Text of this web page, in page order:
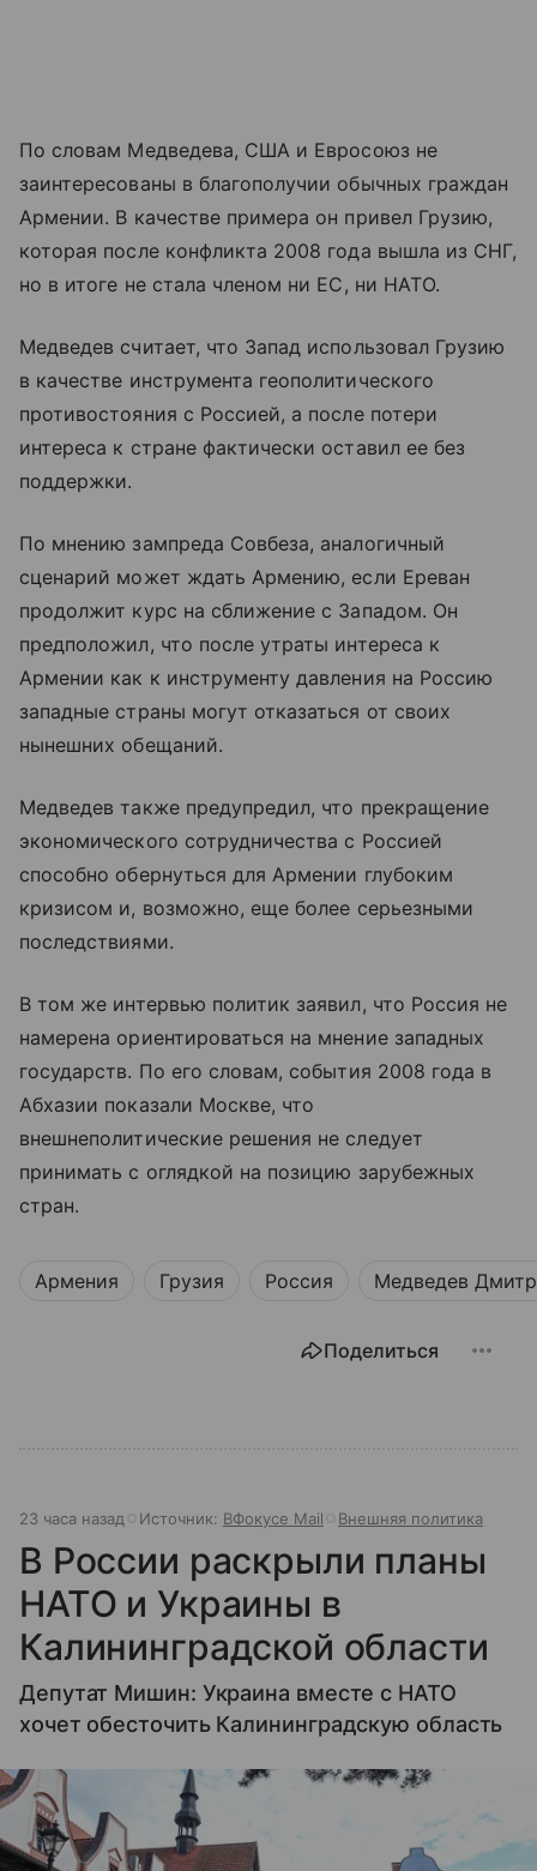
По словам Медведева, США и Евросоюз не
заинтересованы в благополучии обычных граждан
Армении. В качестве примера он привел Грузию,
которая после конфликта 2008 года вышла из СНГ,
но в итоге не стала членом ни ЕС, ни НАТО.
Медведев считает, что Запад использовал Грузию
в качестве инструмента геополитического
противостояния с Россией, а после потери
интереса к стране фактически оставил ее без
поддержки.
По мнению зампреда Совбеза, аналогичный
сценарий может ждать Армению, если Ереван
продолжит курс на сближение с Западом. Он
предположил, что после утраты интереса к
Армении как к инструменту давления на Россию
западные страны могут отказаться от своих
нынешних обещаний.
Медведев также предупредил, что прекращение
экономического сотрудничества с Россией
способно обернуться для Армении глубоким
кризисом и, возможно, еще более серьезными
последствиями.
В том же интервью политик заявил, что Россия не
намерена ориентироваться на мнение западных
государств. По его словам, события 2008 года в
Абхазии показали Москве, что
внешнеполитические решения не следует
принимать с оглядкой на позицию зарубежных
стран.
Армения Грузия Россия Медведев
Поделиться
23 часа назад Источник: ВФокусе Mail Внешняя политика
В России раскрыли планы
НАТО и Украины в
Калининградской области
Депутат Мишин: Украина вместе с НАТО
хочет обесточить Калининградскую область